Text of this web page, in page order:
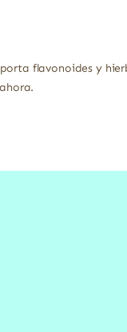
flavonoides y